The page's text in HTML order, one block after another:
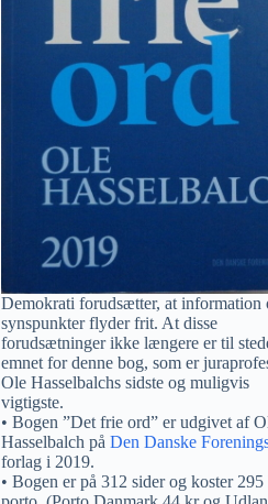
Demokrati forudsætter, at information
synspunkter flyder frit. At disse
forudsætninger ikke længere er til
emnet for denne bog, som er
Ole Hasselbalchs sidste og muligvis
vigtigste.
• Bogen ”Det frie ord” er udgivet af
Hasselbalch påDen Danske
forlag i 2019.
• Bogen er på 312 sider og koster